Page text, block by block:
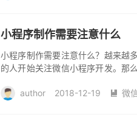
小程序制作需要注意什么
小程序制作需要注意什么？越来越
的人开始关注微信小程序开发。那
小程序也...
author 2018-12-19  微